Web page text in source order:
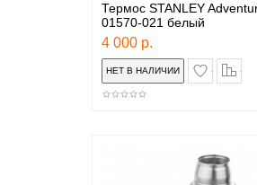
Термос STANLEY
01570-021 белый
4 000 р.
в